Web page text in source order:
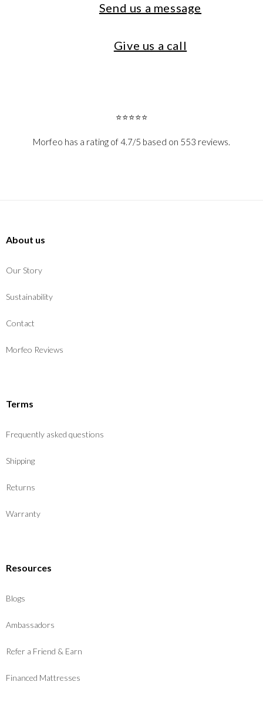
Send us a message
Give us a call
⭐⭐⭐⭐⭐
Morfeo has a rating of 4.7/5 based on 553 reviews.
About us
Our Story
Sustainability
Contact
Morfeo Reviews
Terms
Frequently asked questions
Shipping
Returns
Warranty
Resources
Blogs
Ambassadors
Refer a Friend & Earn
Financed Mattresses